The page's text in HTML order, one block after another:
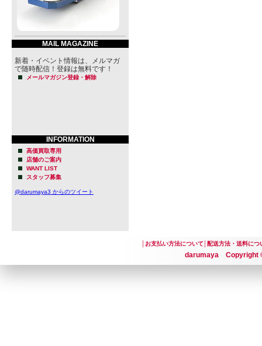
MAIL MAGAZINE
新着・イベント情報は、メルマガ
で随時配信！登録は無料です！
メールマガジン登録・解除
INFORMATION
高価買取専用
店舗のご案内
WANT LIST
スタッフ募集
@darumaya3 からのツイート
お支払い方法について│ 配送方法・送料につ
darumaya Copyright